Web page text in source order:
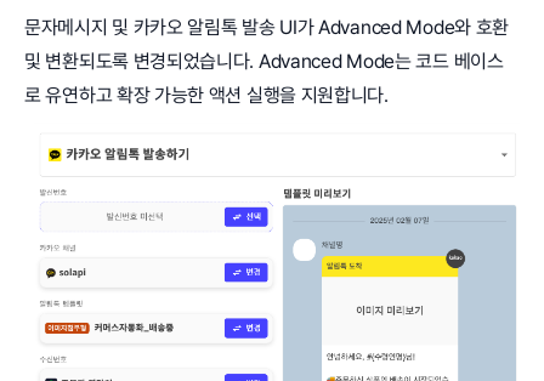
문자메시지 및 카카오 알림톡 발송 UI가 Advanced Mode와 호환
및 변환되도록 변경되었습니다. Advanced Mode는 코드 베이스
로 유연하고 확장 가능한 액션 실행을 지원합니다.